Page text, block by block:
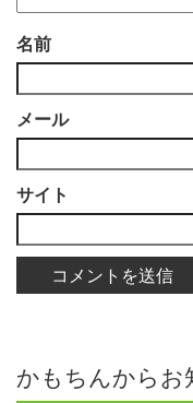
名前
メール
サイト
かもちんからお